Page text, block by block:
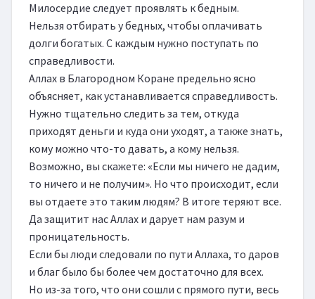
Милосердие следует проявлять к бедным.
Нельзя отбирать у бедных, чтобы оплачивать
долги богатых. С каждым нужно поступать по
справедливости.
Аллах в Благородном Коране предельно ясно
объясняет, как устанавливается справедливость.
Нужно тщательно следить за тем, откуда
приходят деньги и куда они уходят, а также знать,
кому можно что-то давать, а кому нельзя.
Возможно, вы скажете: «Если мы ничего не дадим,
то ничего и не получим». Но что происходит, если
вы отдаете это таким людям? В итоге теряют все.
Да защитит нас Аллах и дарует нам разум и
проницательность.
Если бы люди следовали по пути Аллаха, то даров
и благ было бы более чем достаточно для всех.
Но из-за того, что они сошли с прямого пути, весь